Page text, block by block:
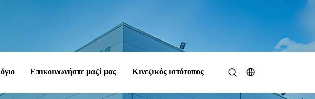
Επικοινωνήστε μαζί μας Κινεζικός ιστότοπος